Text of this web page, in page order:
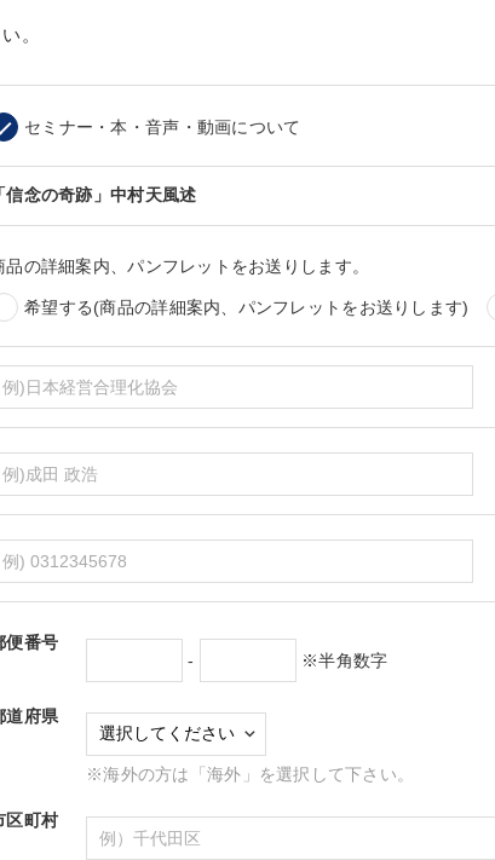
。
セミナー・本・音声・動画について
「信念の奇跡」中村天風述
品の詳細案内、パンフレットをお送りします。
希望する(商品の詳細案内、パンフレットをお送りします)
便番号
-
※半角数字
道府県
※海外の方は「海外」を選択して下さい。
区町村